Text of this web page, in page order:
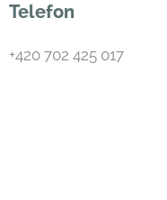
Telefon
+420 702 425 017